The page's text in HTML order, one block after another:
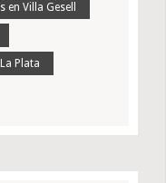
en Villa Gesell
Plata